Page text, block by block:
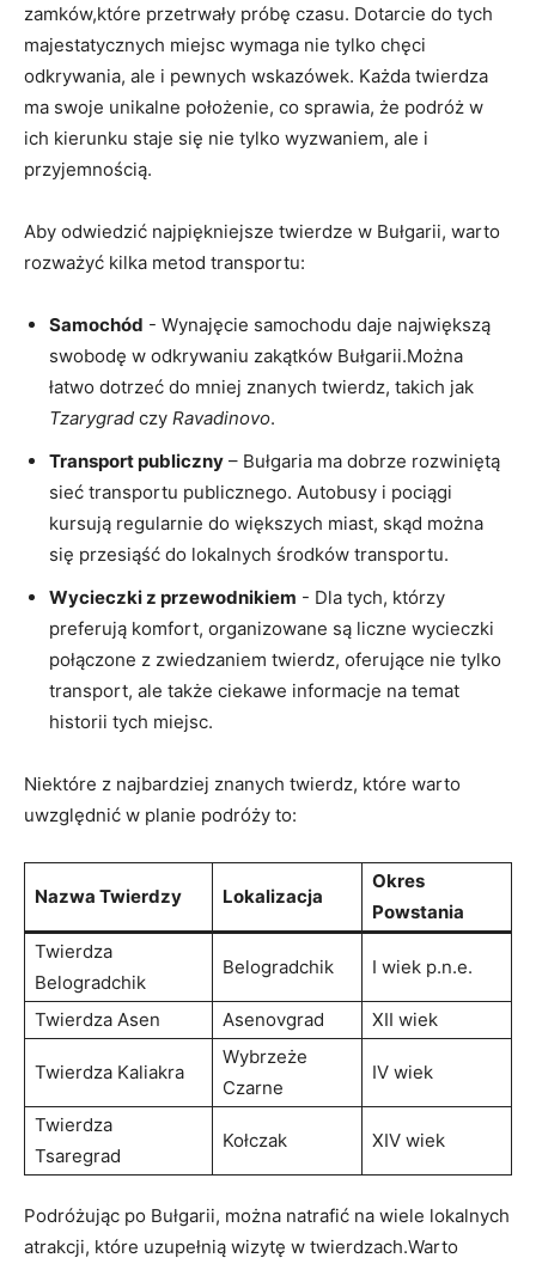
zamków,które przetrwały próbę czasu. Dotarcie do tych
majestatycznych miejsc‌ wymaga nie ‍tylko chęci
odkrywania, ale i pewnych wskazówek. Każda ‍twierdza‍
ma swoje unikalne położenie, co ​sprawia, że ‍podróż w
ich kierunku staje ​się nie tylko wyzwaniem, ale​ i
przyjemnością.
Aby odwiedzić⁢ najpiękniejsze twierdze⁣ w Bułgarii, ⁣warto
rozważyć ‌kilka‌ metod transportu:
Samochód ⁢- Wynajęcie samochodu ‌daje‌ największą
swobodę ‍w odkrywaniu⁤ zakątków ‌Bułgarii.Można
łatwo dotrzeć do mniej‌ znanych twierdz, takich jak⁤
Tzarygrad czy Ravadinovo.
Transport publiczny – ‌Bułgaria⁢ ma dobrze rozwiniętą
‌sieć ‍transportu publicznego. Autobusy ​i pociągi
⁤kursują regularnie do większych miast, skąd można
się przesiąść do lokalnych​ środków‌ transportu.
Wycieczki z przewodnikiem -⁢ Dla tych, ‌którzy
preferują komfort, organizowane są liczne wycieczki⁤
połączone z zwiedzaniem⁢ twierdz, oferujące nie tylko
transport,⁢ ale także ciekawe‍ informacje na temat‌
historii tych miejsc.
Niektóre z najbardziej znanych⁣ twierdz, które warto⁢
uwzględnić⁢ w planie podróży to:
Nazwa Twierdzy Lokalizacja
Okres
Powstania
Twierdza⁣
Belogradchik
Belogradchik I wiek p.n.e.
Twierdza Asen Asenovgrad XII wiek
Twierdza Kaliakra
Wybrzeże
Czarne
IV wiek
Twierdza
Tsaregrad
Kołczak XIV wiek
Podróżując po Bułgarii, można ​natrafić na wiele lokalnych
atrakcji, które‍ uzupełnią wizytę ​w⁤ twierdzach.Warto⁢